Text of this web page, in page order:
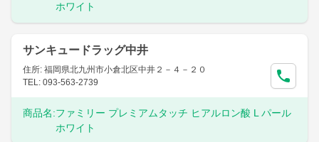
ホワイト
サンキュードラッグ中井
住所: 福岡県北九州市小倉北区中井２－４－２０
TEL: 093-563-2739
商品名:ファミリー プレミアムタッチ ヒアルロン酸 L パール
ホワイト